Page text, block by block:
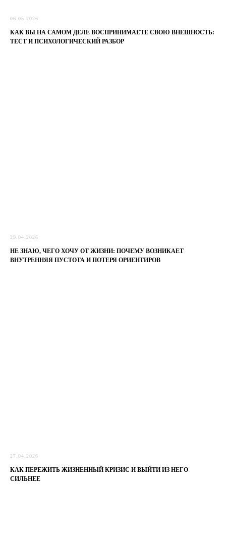
06.05.2026
КАК ВЫ НА САМОМ ДЕЛЕ ВОСПРИНИМАЕТЕ СВОЮ ВНЕШНОСТЬ:
ТЕСТ И ПСИХОЛОГИЧЕСКИЙ РАЗБОР
29.04.2026
НЕ ЗНАЮ, ЧЕГО ХОЧУ ОТ ЖИЗНИ: ПОЧЕМУ ВОЗНИКАЕТ
ВНУТРЕННЯЯ ПУСТОТА И ПОТЕРЯ ОРИЕНТИРОВ
27.04.2026
КАК ПЕРЕЖИТЬ ЖИЗНЕННЫЙ КРИЗИС И ВЫЙТИ ИЗ НЕГО
СИЛЬНЕЕ